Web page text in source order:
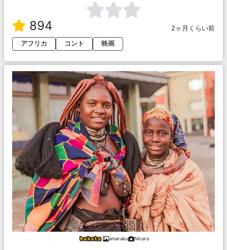
894
2ヶ月くらい前
アフリカ
コント 映画
amaraku Ninara